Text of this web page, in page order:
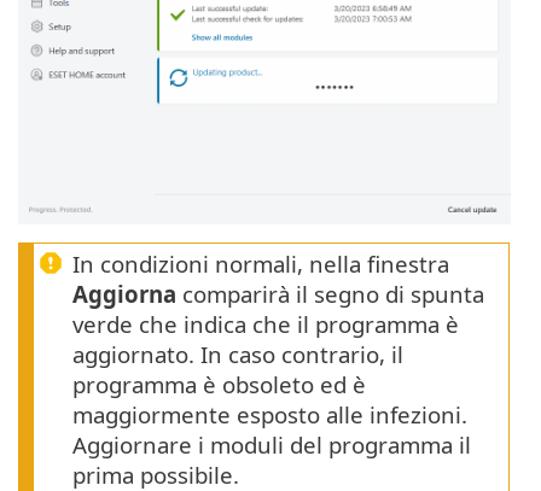
In condizioni normali, nella finestra
Aggiorna comparirà il segno di spunta
verde che indica che il programma è
aggiornato. In caso contrario, il
programma è obsoleto ed è
maggiormente esposto alle infezioni.
Aggiornare i moduli del programma il
prima possibile.